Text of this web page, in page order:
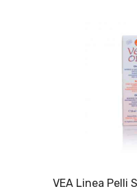
VEA Linea Pelli